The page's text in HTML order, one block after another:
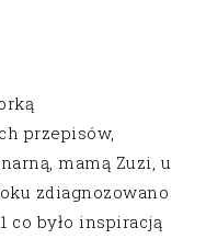
przepisów,
mamą Zuzi, u
zdiagnozowano
co było inspiracją